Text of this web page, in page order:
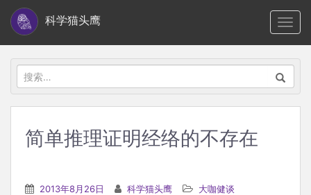
i
科学猫头鹰
搜
索：
简单推理证明经络的不存在
2013年8月26日 科学猫头鹰 大咖健谈